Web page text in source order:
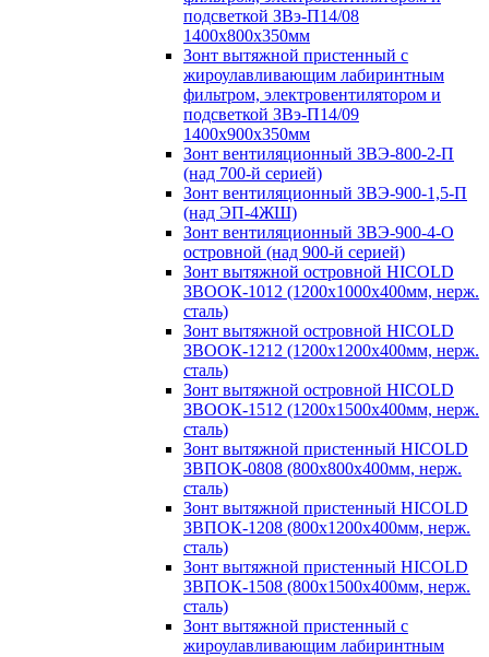
подсветкой ЗВэ-П14/08
1400х800х350мм
Зонт вытяжной пристенный с
жироулавливающим лабиринтным
фильтром, электровентилятором и
подсветкой ЗВэ-П14/09
1400х900х350мм
Зонт вентиляционный ЗВЭ-800-2-П
(над 700-й серией)
Зонт вентиляционный ЗВЭ-900-1,5-П
(над ЭП-4ЖШ)
Зонт вентиляционный ЗВЭ-900-4-О
островной (над 900-й серией)
Зонт вытяжной островной HICOLD
ЗВООК-1012 (1200х1000х400мм, нерж.
сталь)
Зонт вытяжной островной HICOLD
ЗВООК-1212 (1200x1200x400мм, нерж.
сталь)
Зонт вытяжной островной HICOLD
ЗВООК-1512 (1200х1500х400мм, нерж.
сталь)
Зонт вытяжной пристенный HICOLD
ЗВПОК-0808 (800х800х400мм, нерж.
сталь)
Зонт вытяжной пристенный HICOLD
ЗВПОК-1208 (800х1200х400мм, нерж.
сталь)
Зонт вытяжной пристенный HICOLD
ЗВПОК-1508 (800х1500х400мм, нерж.
сталь)
Зонт вытяжной пристенный с
жироулавливающим лабиринтным